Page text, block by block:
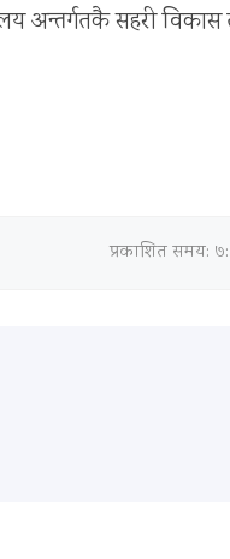
अन्तर्गतकै सहरी विकास
प्रकाशित समय: